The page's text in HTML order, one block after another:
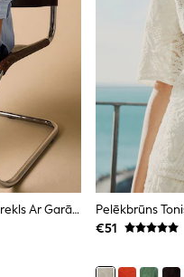
Zila/balta Svītra - Brīva Kokvilnas Krekls Ar Garām Piedurknēm
Pelēkbrūns
€51